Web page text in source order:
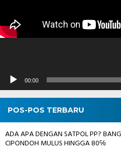
00:00
POS-POS TERBARU
ADA APA DENGAN SATPOL PP?
CIPONDOH MULUS HINGGA 80℅